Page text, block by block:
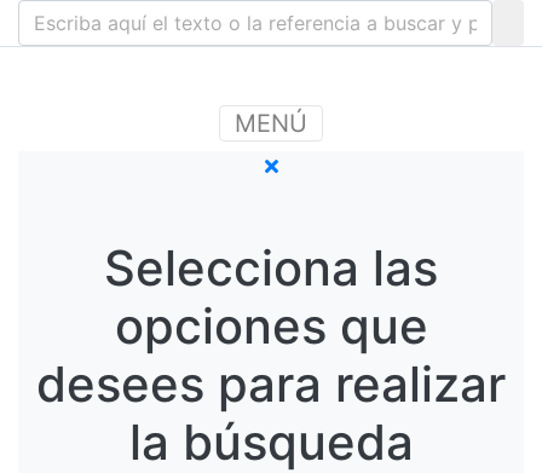
MENÚ
Selecciona las
opciones que
desees para realizar
la búsqueda